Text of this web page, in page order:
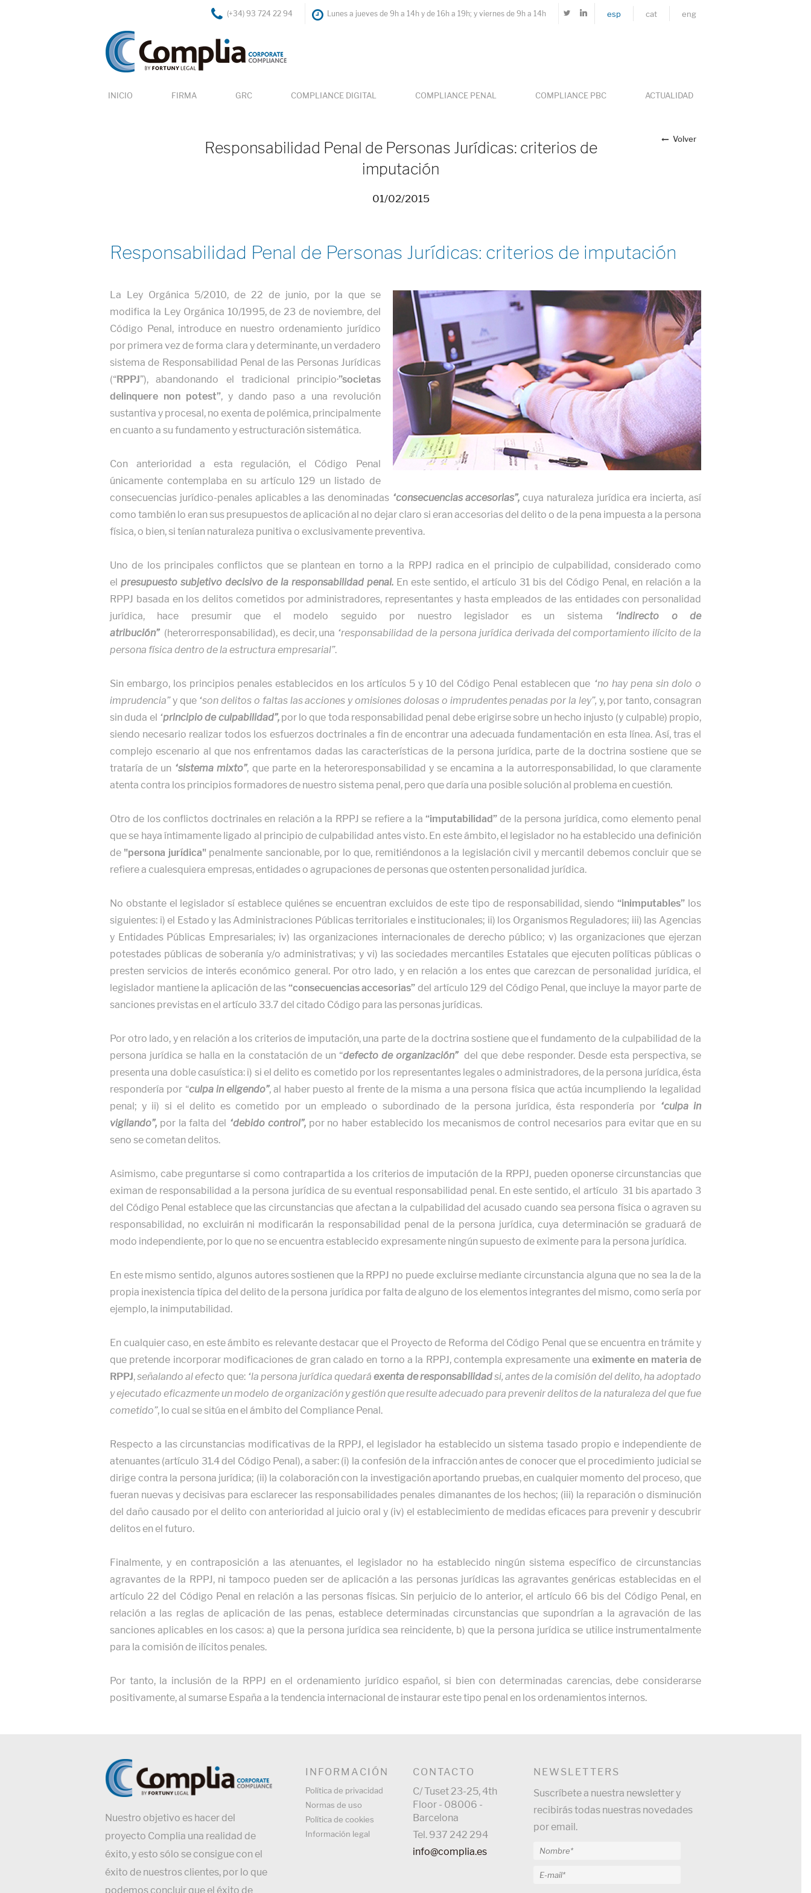
esp cat eng
(+34) 93 724 22 94 Lunes a jueves de 9h a 14h y de 16h a 19h; y viernes de 9h a 14h
INICIO FIRMA GRC COMPLIANCE DIGITAL COMPLIANCE PENAL COMPLIANCE PBC ACTUALIDAD
Volver
Responsabilidad Penal de Personas Jurídicas: criterios de
imputación
01/02/2015
Responsabilidad Penal de Personas Jurídicas: criterios de imputación
La Ley Orgánica 5/2010, de 22 de junio, por la que se
modifica la Ley Orgánica 10/1995, de 23 de noviembre, del
Código Penal, introduce en nuestro ordenamiento jurídico
por primera vez de forma clara y determinante, un verdadero
sistema de Responsabilidad Penal de las Personas Jurídicas
(“RPPJ”), abandonando el tradicional principio·”societas
delinquere non potest”, y dando paso a una revolución
sustantiva y procesal, no exenta de polémica, principalmente
en cuanto a su fundamento y estructuración sistemática.
Con anterioridad a esta regulación, el Código Penal
únicamente contemplaba en su artículo 129 un listado de
consecuencias jurídico-penales aplicables a las denominadas “consecuencias accesorias”, cuya naturaleza jurídica era incierta, así
como también lo eran sus presupuestos de aplicación al no dejar claro si eran accesorias del delito o de la pena impuesta a la persona
física, o bien, si tenían naturaleza punitiva o exclusivamente preventiva.
Uno de los principales conflictos que se plantean en torno a la RPPJ radica en el principio de culpabilidad, considerado como
el presupuesto subjetivo decisivo de la responsabilidad penal. En este sentido, el artículo 31 bis del Código Penal, en relación a la
RPPJ basada en los delitos cometidos por administradores, representantes y hasta empleados de las entidades con personalidad
jurídica, hace presumir que el modelo seguido por nuestro legislador es un sistema
“indirecto o de
atribución” (heterorresponsabilidad), es decir, una “responsabilidad de la persona jurídica derivada del comportamiento ilícito de la
persona física dentro de la estructura empresarial”.
Sin embargo, los principios penales establecidos en los artículos 5 y 10 del Código Penal establecen que “no hay pena sin dolo o
imprudencia”y que “son delitos o faltas las acciones y omisiones dolosas o imprudentes penadas por la ley”, y, por tanto, consagran
sin duda el “principio de culpabilidad”, por lo que toda responsabilidad penal debe erigirse sobre un hecho injusto (y culpable) propio,
siendo necesario realizar todos los esfuerzos doctrinales a fin de encontrar una adecuada fundamentación en esta línea. Así, tras el
complejo escenario al que nos enfrentamos dadas las características de la persona jurídica, parte de la doctrina sostiene que se
trataría de un “sistema mixto”, que parte en la heteroresponsabilidad y se encamina a la autorresponsabilidad, lo que claramente
atenta contra los principios formadores de nuestro sistema penal, pero que daría una posible solución al problema en cuestión.
Otro de los conflictos doctrinales en relación a la RPPJ se refiere a la “imputabilidad” de la persona jurídica, como elemento penal
que se haya íntimamente ligado al principio de culpabilidad antes visto. En este ámbito, el legislador no ha establecido una definición
de "persona jurídica"penalmente sancionable, por lo que, remitiéndonos a la legislación civil y mercantil debemos concluir que se
refiere a cualesquiera empresas, entidades o agrupaciones de personas que ostenten personalidad jurídica.
No obstante el legislador sí establece quiénes se encuentran excluidos de este tipo de responsabilidad, siendo“inimputables” los
siguientes: i) el Estado y las Administraciones Públicas territoriales e institucionales; ii) los Organismos Reguladores; iii) las Agencias
y Entidades Públicas Empresariales; iv) las organizaciones internacionales de derecho público; v) las organizaciones que ejerzan
potestades públicas de soberanía y/o administrativas; y vi) las sociedades mercantiles Estatales que ejecuten políticas públicas o
presten servicios de interés económico general. Por otro lado, y en relación a los entes que carezcan de personalidad jurídica, el
legislador mantiene la aplicación de las “consecuencias accesorias”del artículo 129 del Código Penal, que incluye la mayor parte de
sanciones previstas en el artículo 33.7 del citado Código para las personas jurídicas.
Por otro lado, y en relación a los criterios de imputación, una parte de la doctrina sostiene que el fundamento de la culpabilidad de la
persona jurídica se halla en la constatación de un “defecto de organización”del que debe responder. Desde esta perspectiva, se
presenta una doble casuística: i) si el delito es cometido por los representantes legales o administradores, de la persona jurídica, ésta
respondería por “culpa in eligendo”, al haber puesto al frente de la misma a una persona física que actúa incumpliendo la legalidad
penal; y ii) si el delito es cometido por un empleado o subordinado de la persona jurídica, ésta respondería por “culpa in
vigilando”, por la falta del “debido control”, por no haber establecido los mecanismos de control necesarios para evitar que en su
seno se cometan delitos.
Asimismo, cabe preguntarse si como contrapartida a los criterios de imputación de la RPPJ, pueden oponerse circunstancias que
eximan de responsabilidad a la persona jurídica de su eventual responsabilidad penal. En este sentido, el artículo 31 bis apartado 3
del Código Penal establece que las circunstancias que afectan a la culpabilidad del acusado cuando sea persona física o agraven su
responsabilidad, no excluirán ni modificarán la responsabilidad penal de la persona jurídica, cuya determinación se graduará de
modo independiente, por lo que no se encuentra establecido expresamente ningún supuesto de eximente para la persona jurídica.
En este mismo sentido, algunos autores sostienen que la RPPJ no puede excluirse mediante circunstancia alguna que no sea la de la
propia inexistencia típica del delito de la persona jurídica por falta de alguno de los elementos integrantes del mismo, como sería por
ejemplo, la inimputabilidad.
En cualquier caso, en este ámbito es relevante destacar que el Proyecto de Reforma del Código Penal que se encuentra en trámite y
que pretende incorporar modificaciones de gran calado en torno a la RPPJ, contempla expresamente una eximente en materia de
RPPJ,señalando al efecto que: “la persona jurídica quedaráexenta de responsabilidadsi, antes de la comisión del delito, ha adoptado
y ejecutado eficazmente un modelo de organización y gestión que resulte adecuado para prevenir delitos de la naturaleza del que fue
cometido”, lo cual se sitúa en el ámbito del Compliance Penal.
Respecto a las circunstancias modificativas de la RPPJ, el legislador ha establecido un sistema tasado propio e independiente de
atenuantes (artículo 31.4 del Código Penal), a saber: (i) la confesión de la infracción antes de conocer que el procedimiento judicial se
dirige contra la persona jurídica; (ii) la colaboración con la investigación aportando pruebas, en cualquier momento del proceso, que
fueran nuevas y decisivas para esclarecer las responsabilidades penales dimanantes de los hechos; (iii) la reparación o disminución
del daño causado por el delito con anterioridad al juicio oral y (iv) el establecimiento de medidas eficaces para prevenir y descubrir
delitos en el futuro.
Finalmente, y en contraposición a las atenuantes, el legislador no ha establecido ningún sistema específico de circunstancias
agravantes de la RPPJ, ni tampoco pueden ser de aplicación a las personas jurídicas las agravantes genéricas establecidas en el
artículo 22 del Código Penal en relación a las personas físicas. Sin perjuicio de lo anterior, el artículo 66 bis del Código Penal, en
relación a las reglas de aplicación de las penas, establece determinadas circunstancias que supondrían a la agravación de las
sanciones aplicables en los casos: a) que la persona jurídica sea reincidente, b) que la persona jurídica se utilice instrumentalmente
para la comisión de ilícitos penales.
Por tanto, la inclusión de la RPPJ en el ordenamiento jurídico español, si bien con determinadas carencias, debe considerarse
positivamente, al sumarse España a la tendencia internacional de instaurar este tipo penal en los ordenamientos internos.
Nuestro objetivo es hacer del
proyecto Complia una realidad de
éxito, y esto sólo se consigue con el
éxito de nuestros clientes, por lo que
podemos concluir que el éxito de
INFORMACIÓN
Política de privacidad
Normas de uso
Política de cookies
Información legal
CONTACTO
C/ Tuset 23-25, 4th
Floor - 08006 -
Barcelona
Tel. 937 242 294
info@complia.es
NEWSLETTERS
Suscríbete a nuestra newsletter y
recibirás todas nuestras novedades
por email.